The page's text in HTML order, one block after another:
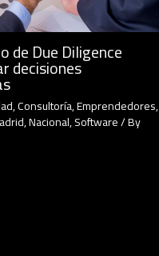
de Due Diligence
decisiones
,Consultoría,Emprendedores,
,Nacional,Software/ By